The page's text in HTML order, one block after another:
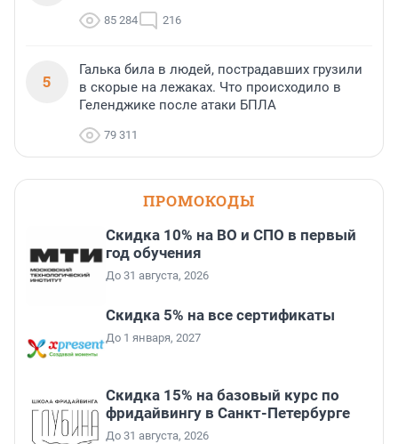
85 284 216
5
Галька била в людей, пострадавших грузили
в скорые на лежаках. Что происходило в
Геленджике после атаки БПЛА
79 311
ПРОМОКОДЫ
Скидка 10% на ВО и СПО в первый
год обучения
До 31 августа, 2026
Скидка 5% на все сертификаты
До 1 января, 2027
Скидка 15% на базовый курс по
фридайвингу в Санкт-Петербурге
До 31 августа, 2026